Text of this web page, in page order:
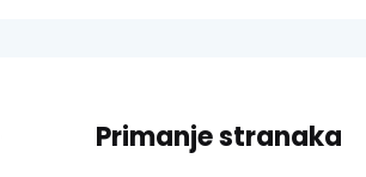
Primanje stranaka